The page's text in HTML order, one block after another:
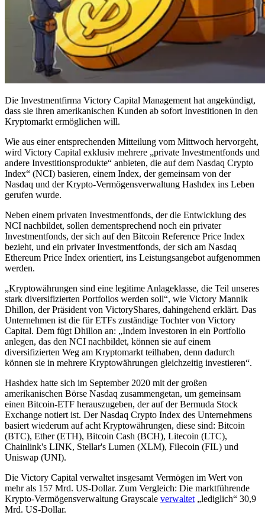
Die Investmentfirma Victory Capital Management hat angekündigt,
dass sie ihren amerikanischen Kunden ab sofort Investitionen in den
Kryptomarkt ermöglichen will.
Wie aus einer entsprechenden Mitteilung vom Mittwoch hervorgeht,
wird Victory Capital exklusiv mehrere „private Investmentfonds und
andere Investitionsprodukte“ anbieten, die auf dem Nasdaq Crypto
Index“ (NCI) basieren, einem Index, der gemeinsam von der
Nasdaq und der Krypto-Vermögensverwaltung Hashdex ins Leben
gerufen wurde.
Neben einem privaten Investmentfonds, der die Entwicklung des
NCI nachbildet, sollen dementsprechend noch ein privater
Investmentfonds, der sich auf den Bitcoin Reference Price Index
bezieht, und ein privater Investmentfonds, der sich am Nasdaq
Ethereum Price Index orientiert, ins Leistungsangebot aufgenommen
werden.
„Kryptowährungen sind eine legitime Anlageklasse, die Teil unseres
stark diversifizierten Portfolios werden soll“, wie Victory Mannik
Dhillon, der Präsident von VictoryShares, dahingehend erklärt. Das
Unternehmen ist die für ETFs zuständige Tochter von Victory
Capital. Dem fügt Dhillon an: „Indem Investoren in ein Portfolio
anlegen, das den NCI nachbildet, können sie auf einem
diversifizierten Weg am Kryptomarkt teilhaben, denn dadurch
können sie in mehrere Kryptowährungen gleichzeitig investieren“.
Hashdex hatte sich im September 2020 mit der großen
amerikanischen Börse Nasdaq zusammengetan, um gemeinsam
einen Bitcoin-ETF herauszugeben, der auf der Bermuda Stock
Exchange notiert ist. Der Nasdaq Crypto Index des Unternehmens
basiert wiederum auf acht Kryptowährungen, diese sind: Bitcoin
(BTC), Ether (ETH), Bitcoin Cash (BCH), Litecoin (LTC),
Chainlink's LINK, Stellar's Lumen (XLM), Filecoin (FIL) und
Uniswap (UNI).
Die Victory Capital verwaltet insgesamt Vermögen im Wert von
mehr als 157 Mrd. US-Dollar. Zum Vergleich: Die marktführende
Krypto-Vermögensverwaltung Grayscale verwaltet „lediglich“ 30,9
Mrd. US-Dollar.